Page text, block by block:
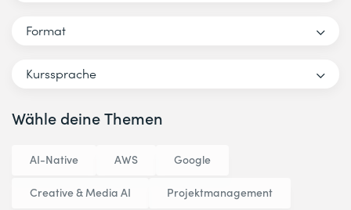
Format
Kurssprache
Wähle deine Themen
AI-Native AWS Google
Creative & Media AI Projektmanagement